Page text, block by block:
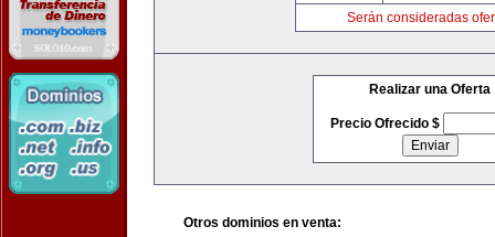
Serán consideradas
Realizar una Oferta
Precio Ofrecido $
Otros dominios en venta: